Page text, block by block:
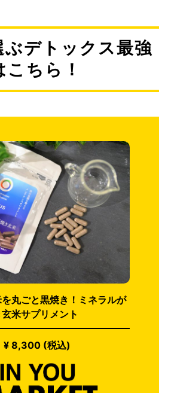
ぶデトックス最強
ちら！
丸ごと黒焼き！ミネラルが
米サプリメント
¥ 8,300 (税込)